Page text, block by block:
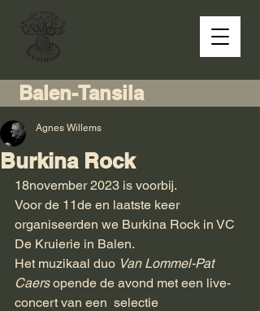
Balen-Tansila
Burkina Rock
Agnes Willems
18november 2023 is voorbij.
Voor de 11de en laatste keer
organiseerden we Burkina Rock in VC
De Kruierie in Balen.
Het muzikaal duo Van Lommel-Pat
Caers opende de avond met een live-
concert van een  selectie